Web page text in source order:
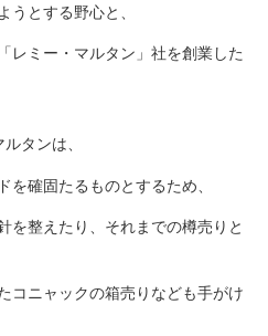
うとする野心と、
レミー・マルタン」社を創業した
タンは、
を確固たるものとするため、
を整えたり、それまでの樽売りと
コニャックの箱売りなども手がけ